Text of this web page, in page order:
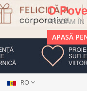
O
PREDĂM ÎN
APASĂ
RO